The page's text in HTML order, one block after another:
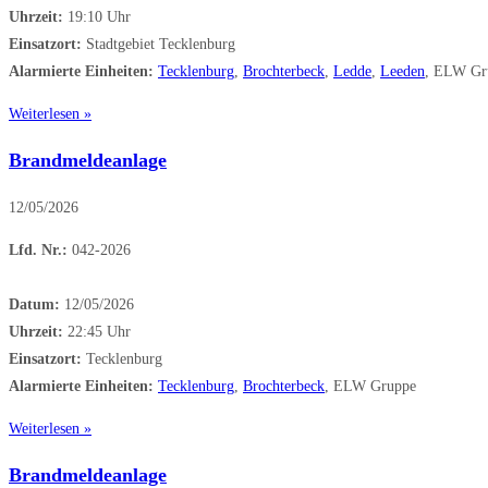
Uhrzeit: 19:10 Uhr
Einsatzort: Stadtgebiet Tecklenburg
Alarmierte Einheiten: Tecklenburg Brochterbeck Ledde Leeden , ELW
Weiterlesen »
Brandmeldeanlage
12/05/2026
Lfd. Nr.: 042-2026
Datum: 12/05/2026
Uhrzeit: 22:45 Uhr
Einsatzort: Tecklenburg
Alarmierte Einheiten: Tecklenburg Brochterbeck , ELW Gruppe
Weiterlesen »
Brandmeldeanlage